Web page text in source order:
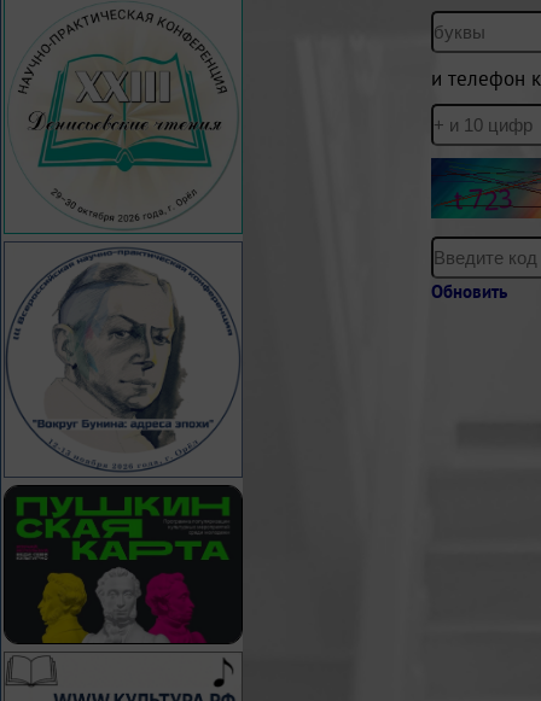
и телефон
Обновить